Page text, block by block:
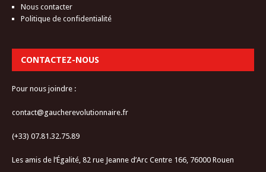
Nous contacter
Politique de confidentialité
CONTACTEZ-NOUS
Pour nous joindre :
contact@gaucherevolutionnaire.fr
(+33) 07.81.32.75.89
Les amis de l’Égalité, 82 rue Jeanne d’Arc Centre 166, 76000 Rouen